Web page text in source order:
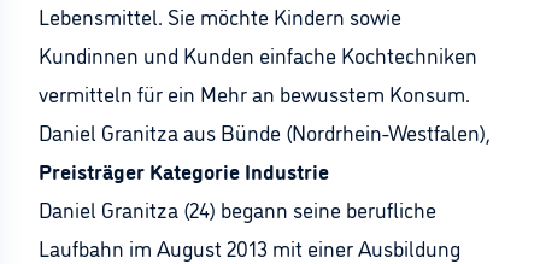
Lebensmittel. Sie möchte Kindern sowie
Kundinnen und Kunden einfache Kochtechniken
vermitteln für ein Mehr an bewusstem Konsum.
Daniel Granitza aus Bünde (Nordrhein-Westfalen),
Preisträger Kategorie Industrie
Daniel Granitza (24) begann seine berufliche
Laufbahn im August 2013 mit einer Ausbildung